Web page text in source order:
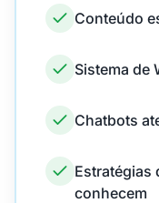
Conteúdo
Sistema de
Chatbots
Estratégias
conhecem